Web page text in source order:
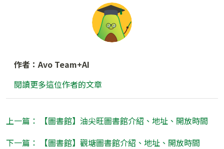
作者：Avo Team+AI
閱讀更多這位作者的文章
上一篇： 【圖書館】油尖旺圖書館介紹、地址、開放時間
下一篇： 【圖書館】觀塘圖書館介紹、地址、開放時間